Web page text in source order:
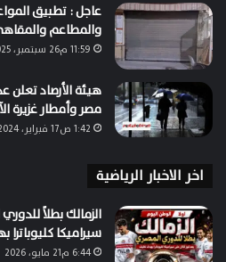
عاجل : تطبيق
والمطاعم
11:59 م26 سبتمبر، 2025
هيئة الأرصاد
مصر وأمطار غزيرة الآن بـ 4
1:42 ص17 فبراير، 2024
اخر الاخبار الرياضية
الزمالك بطلاً
سيراميكا
6:44 م21 مايو، 2026